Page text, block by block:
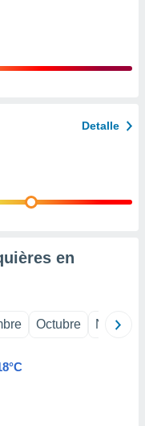
Detalle
en
Octubre